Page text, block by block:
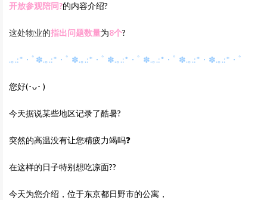
开放参观陪同‍?的内容介绍?
这处物业的指出问题数量为8个?
.｡.:*・ﾟ✽.｡.:*・ﾟ ✽.｡.:*・ﾟ ✽.｡.:*・ﾟ ✽.｡.:*・ﾟ ✽.｡.:*・✽.｡.:*・ﾟ
您好(･ᴗ･ )
今天据说某些地区记录了酷暑?
突然的高温没有让您精疲力竭吗❓
在这样的日子特别想吃凉面??
今天为您介绍，位于东京都日野市的公寓，